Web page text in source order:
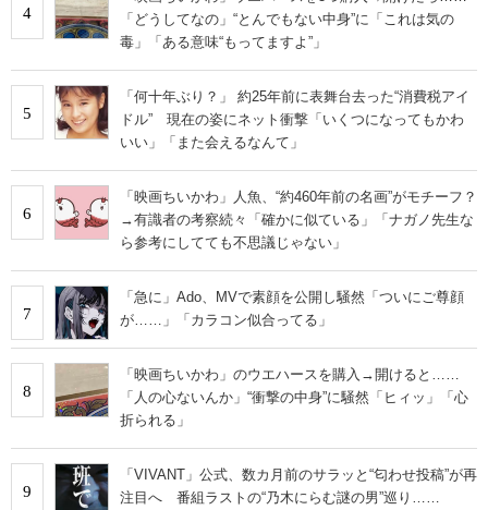
4
「どうしてなの」“とんでもない中身”に「これは気の
毒」「ある意味“もってますよ”」
5
「何十年ぶり？」 約25年前に表舞台去った“消費税アイ
ドル” 現在の姿にネット衝撃「いくつになってもかわ
いい」「また会えるなんて」
6
「映画ちいかわ」人魚、“約460年前の名画”がモチーフ？
→有識者の考察続々「確かに似ている」「ナガノ先生な
ら参考にしてても不思議じゃない」
7
「急に」Ado、MVで素顔を公開し騒然「ついにご尊顔
が……」「カラコン似合ってる」
8
「映画ちいかわ」のウエハースを購入→開けると……
「人の心ないんか」“衝撃の中身”に騒然「ヒィッ」「心
折られる」
9
「VIVANT」公式、数カ月前のサラッと“匂わせ投稿”が再
注目へ 番組ラストの“乃木にらむ謎の男”巡り……